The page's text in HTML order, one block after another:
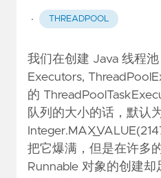
· THREADPOOL
我们在创建 Java 线程
Executors,
的
队列的大小的话，默认
把它爆满，但是在许多
Runnable 对象的创建